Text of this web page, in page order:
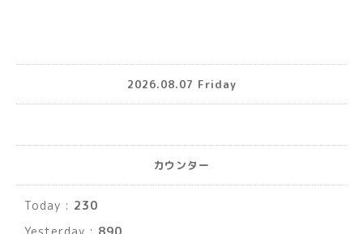
2026.08.07 Friday
カウンター
Today : 230